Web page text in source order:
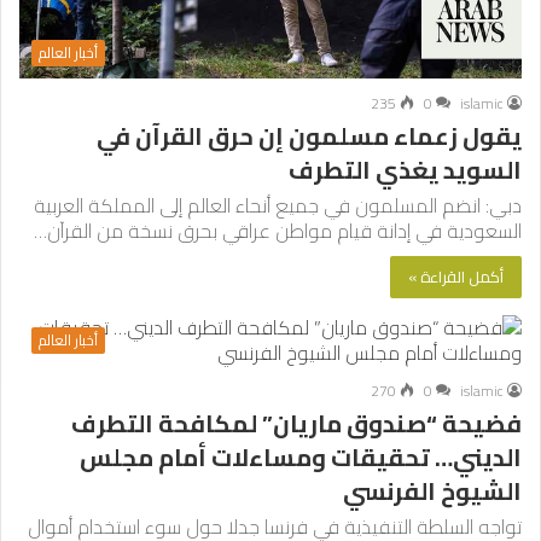
أخبار العالم
islamic
0
235
يقول زعماء مسلمون إن حرق القرآن في
السويد يغذي التطرف
دبي: انضم المسلمون في جميع أنحاء العالم إلى المملكة العربية
السعودية في إدانة قيام مواطن عراقي بحرق نسخة من القرآن…
أكمل القراءة »
أخبار العالم
islamic
0
270
فضيحة “صندوق ماريان” لمكافحة التطرف
الديني… تحقيقات ومساءلات أمام مجلس
الشيوخ الفرنسي
تواجه السلطة التنفيذية في فرنسا جدلا حول سوء استخدام أموال